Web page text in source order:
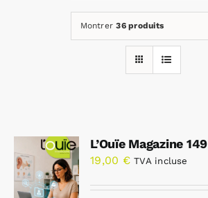
Annonces emploi
Montrer36 produits
L’Ouïe Magazine 149
19,00 € TVA incluse